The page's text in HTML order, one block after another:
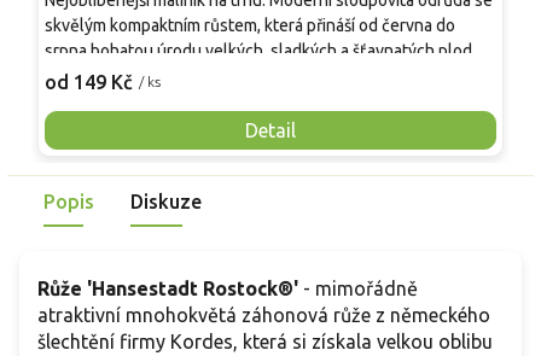
od 149 Kč / ks
Detail
skvělým kompaktním růstem, která přináší od června do
srpna bohatou úrodu velkých, sladkých a šťavnatých plodů.
Pevné vzpřímené výhony tvoří elegantní habitus bez
Mrazuvzdornost do −25 °C a spolehlivá vitalita z něj dělají
skvělou volbu pro každého pěstitele.
Popis Diskuze
Růže 'Hansestadt Rostock®' - mimořádně
atraktivní mnohokvětá záhonová růže z německého
šlechtění firmy Kordes, která si získala velkou oblibu